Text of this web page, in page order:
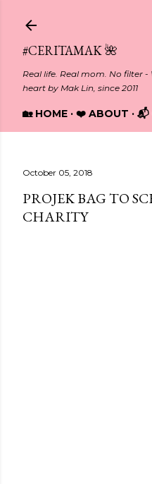
#CERITAMAK 🌺
Real life. Real mom. No filter
heart by Mak Lin, since 2011
🏡 HOME ❤️ ABOUT 📬
October 05, 2018
PROJEK BAG TO
CHARITY